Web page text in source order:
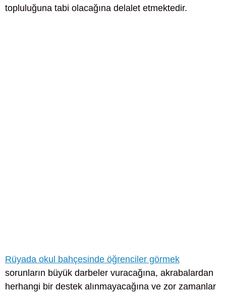
topluluğuna tabi olacağına delalet etmektedir.
Rüyada okul bahçesinde öğrenciler görmek
sorunların büyük darbeler vuracağına, akrabalardan
herhangi bir destek alınmayacağına ve zor zamanlar